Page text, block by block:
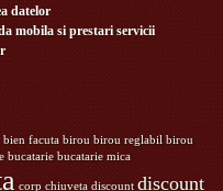
datelor
mobila si prestari servicii
bien facuta birou birou reglabil birou
bucatarie bucatarie mica
corp chiuveta discount discount